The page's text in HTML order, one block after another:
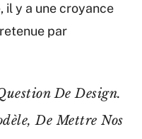
il y a une croyance
par
De Design.
De Mettre Nos